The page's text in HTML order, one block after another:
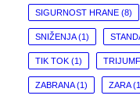
SIGURNOST HRANE (8)
SNIŽENJA(1)
TIK TOK (1) TRIJUMF
ZABRANA(1) ZARA